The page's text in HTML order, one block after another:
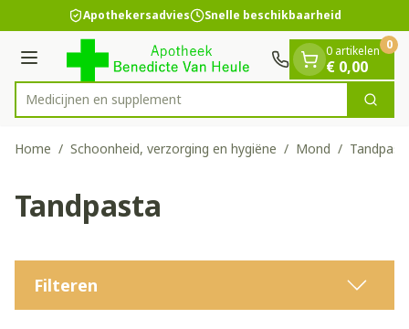
Ga naar de inhoud
1 van 1 Apothekersadvies Snelle beschikbaarheid
Menu
Product, merk, categorie...
Medici Zoek
0 artikelen
€ 0,00
0
Home / Schoonheid, verzorging en hygiëne / Mond /
Tandpasta
Filteren